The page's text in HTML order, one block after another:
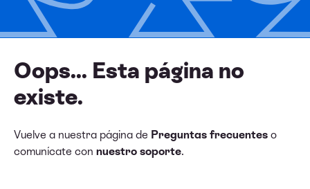
Oops... Esta página no
existe.
Vuelve a nuestra página de Preguntas frecuentes o
comunícate con nuestro soporte.